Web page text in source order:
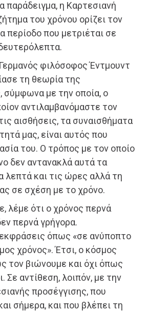
παράδειγμα, η Καρτεσιανή
του χρόνου ορίζει τον
περίοδο που μετριέται σε
φιλόσοφος Έντμουντ
τη θεωρία της
σύμφωνα με την οποία, ο
αντιλαμβανόμαστε τον
αισθήσεις, τα συναισθήματα
μας, είναι αυτός που
του. Ο τρόπος με τον οποίο
δεν αντανακλά αυτά τα
λεπτά και τις ώρες αλλά τη
σε σχέση με το χρόνο.
λέμε ότι ο χρόνος περνά
περνά γρήγορα.
όπως «σε ανύποπτο
χρόνος». Έτσι, ο κόσμος
τον βιώνουμε και όχι όπως
Σε αντίθεση, λοιπόν, με την
προσέγγισης, που
σήμερα, και που βλέπει τη